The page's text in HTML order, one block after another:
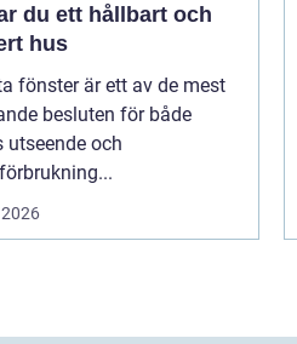
du ett hållbart och
hus
fönster är ett av de mest
besluten för både
utseende och